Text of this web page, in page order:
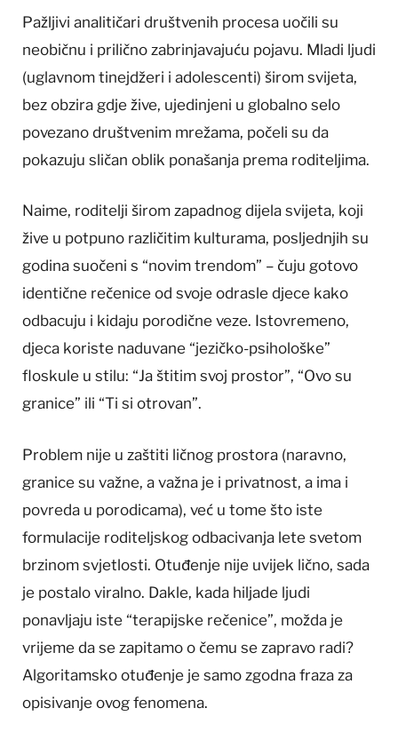
Pažljivi analitičari društvenih procesa uočili su
neobičnu i prilično zabrinjavajuću pojavu. Mladi ljudi
(uglavnom tinejdžeri i adolescenti) širom svijeta,
bez obzira gdje žive, ujedinjeni u globalno selo
povezano društvenim mrežama, počeli su da
pokazuju sličan oblik ponašanja prema roditeljima.
Naime, roditelji širom zapadnog dijela svijeta, koji
žive u potpuno različitim kulturama, posljednjih su
godina suočeni s “novim trendom” – čuju gotovo
identične rečenice od svoje odrasle djece kako
odbacuju i kidaju porodične veze. Istovremeno,
djeca koriste naduvane “jezičko-psihološke”
floskule u stilu: “Ja štitim svoj prostor”, “Ovo su
granice” ili “Ti si otrovan”.
Problem nije u zaštiti ličnog prostora (naravno,
granice su važne, a važna je i privatnost, a ima i
povreda u porodicama), već u tome što iste
formulacije roditeljskog odbacivanja lete svetom
brzinom svjetlosti. Otuđenje nije uvijek lično, sada
je postalo viralno. Dakle, kada hiljade ljudi
ponavljaju iste “terapijske rečenice”, možda je
vrijeme da se zapitamo o čemu se zapravo radi?
Algoritamsko otuđenje je samo zgodna fraza za
opisivanje ovog fenomena.